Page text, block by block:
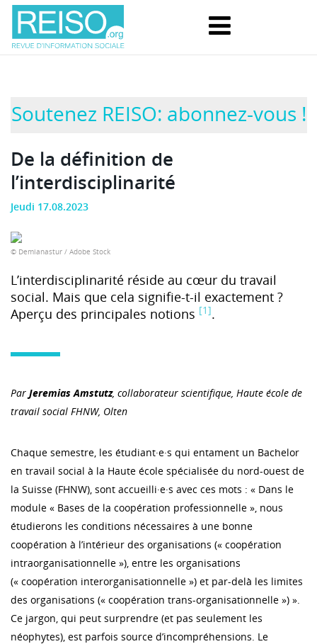
Soutenez REISO: abonnez-vous !
De la définition de
l’interdisciplinarité
Jeudi 17.08.2023
© Demianastur / Adobe Stock
L’interdisciplinarité réside au cœur du travail
social. Mais que cela signifie-t-il exactement ?
Aperçu des principales notions [1].
Par Jeremias Amstutz, collaborateur scientifique, Haute école de
travail social FHNW, Olten
Chaque semestre, les étudiant·e·s qui entament un Bachelor
en travail social à la Haute école spécialisée du nord-ouest de
la Suisse (FHNW), sont accueilli·e·s avec ces mots : « Dans le
module « Bases de la coopération professionnelle », nous
étudierons les conditions nécessaires à une bonne
coopération à l’intérieur des organisations (« coopération
intraorganisationnelle »), entre les organisations
(« coopération interorganisationnelle ») et par-delà les limites
des organisations (« coopération trans-organisationnelle ») ».
Ce jargon, qui peut surprendre (et pas seulement les
néophytes), est parfois source d’incompréhensions. Le